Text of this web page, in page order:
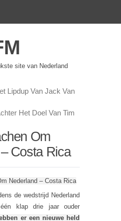
site van Nederland
Lipdup Van Jack Van
Het Doel Van Tim
Om
Costa Rica
de wedstrijd Nederland
klap drie jaar ouder
er een nieuwe held